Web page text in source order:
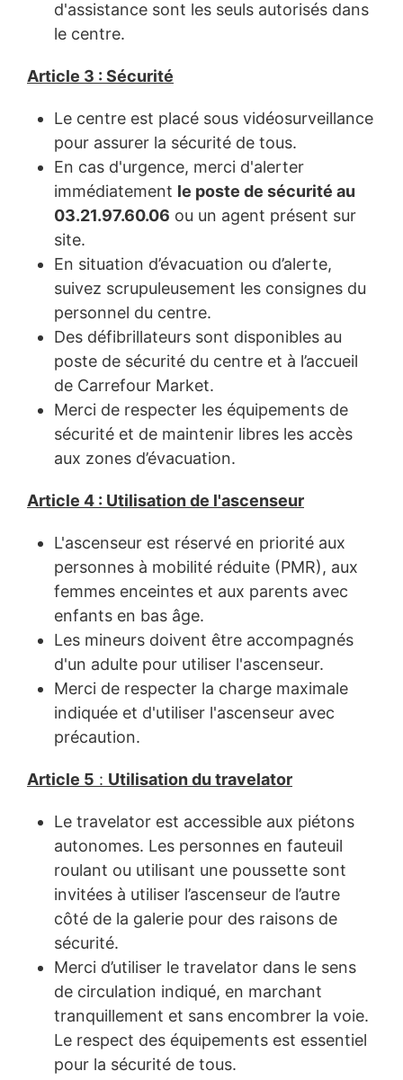
d'assistance sont les seuls autorisés dans
le centre.
Article 3 : Sécurité
Le centre est placé sous vidéosurveillance
pour assurer la sécurité de tous.
En cas d'urgence, merci d'alerter
immédiatement le poste de sécurité au
03.21.97.60.06 ou un agent présent sur
site.
En situation d’évacuation ou d’alerte,
suivez scrupuleusement les consignes du
personnel du centre.
Des défibrillateurs sont disponibles au
poste de sécurité du centre et à l’accueil
de Carrefour Market.
Merci de respecter les équipements de
sécurité et de maintenir libres les accès
aux zones d’évacuation.
Article 4 : Utilisation de l'ascenseur
L'ascenseur est réservé en priorité aux
personnes à mobilité réduite (PMR), aux
femmes enceintes et aux parents avec
enfants en bas âge.
Les mineurs doivent être accompagnés
d'un adulte pour utiliser l'ascenseur.
Merci de respecter la charge maximale
indiquée et d'utiliser l'ascenseur avec
précaution.
Article 5 : Utilisation du travelator
Le travelator est accessible aux piétons
autonomes. Les personnes en fauteuil
roulant ou utilisant une poussette sont
invitées à utiliser l’ascenseur de l’autre
côté de la galerie pour des raisons de
sécurité.
Merci d’utiliser le travelator dans le sens
de circulation indiqué, en marchant
tranquillement et sans encombrer la voie.
Le respect des équipements est essentiel
pour la sécurité de tous.